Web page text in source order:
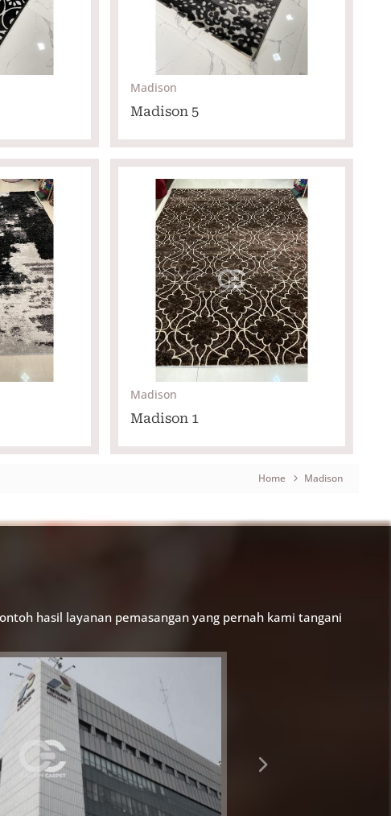
Madison
Madison 5
Madison
Madison 1
Home Madison
hasil layanan pemasangan yang pernah kami tangani